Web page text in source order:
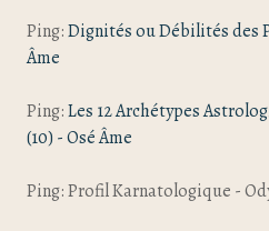
Ping:Dignités ou Débilités des
Âme
Ping:Les 12 Archétypes
(10) - Osé Âme
Ping: Profil Karnatologique -